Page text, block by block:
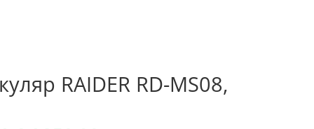
RAIDER RD-MS08,